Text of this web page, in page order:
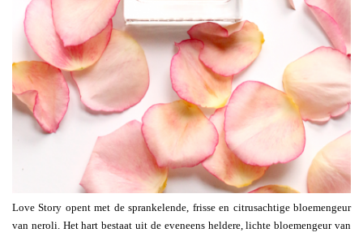
Love Story opent met de sprankelende, frisse en citrusachtige bloemengeur
van neroli. Het hart bestaat uit de eveneens heldere, lichte bloemengeur van